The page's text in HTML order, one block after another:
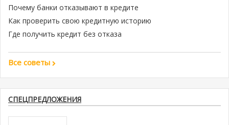
Почему банки отказывают в кредите
Как проверить свою кредитную историю
Где получить кредит без отказа
Все советы
СПЕЦПРЕДЛОЖЕНИЯ